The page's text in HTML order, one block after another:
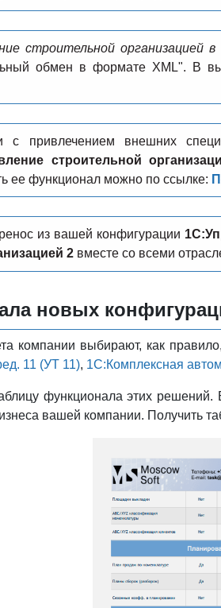
строительной организацией
обмен в формате XML". В
с привлечением внешних
строительной
ее функционал можно по ссылке:
из вашей конфигурации
2вместе со всеми
новых
компании выбирают, как
11 (УТ 11), 1С:Комплексная
функционала этих
вашей компании. Получить